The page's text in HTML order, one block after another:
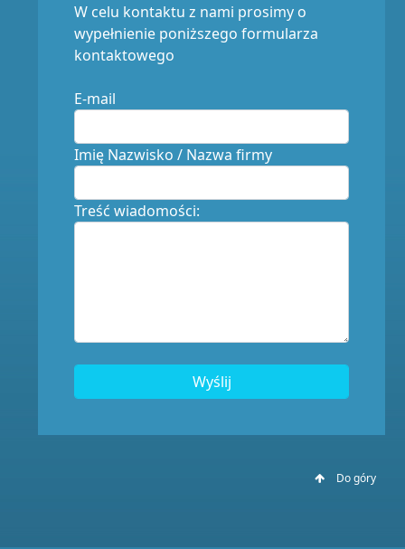
W celu kontaktu z nami prosimy o
wypełnienie poniższego formularza
kontaktowego
E-mail
Imię Nazwisko / Nazwa firmy
Treść wiadomości:
Wyślij
Do góry